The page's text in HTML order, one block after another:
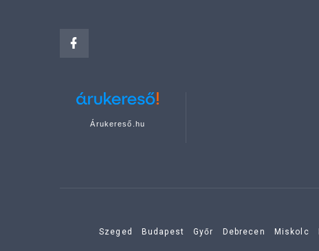
Árukereső.hu
Szeged Budapest Győr Debrecen Miskolc